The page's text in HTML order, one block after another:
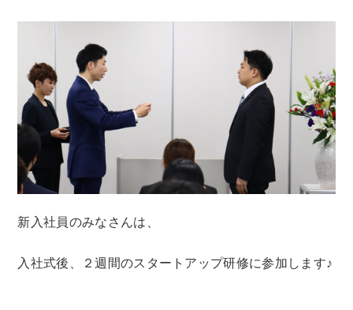
新入社員のみなさんは、
入社式後、２週間のスタートアップ研修に参加します♪